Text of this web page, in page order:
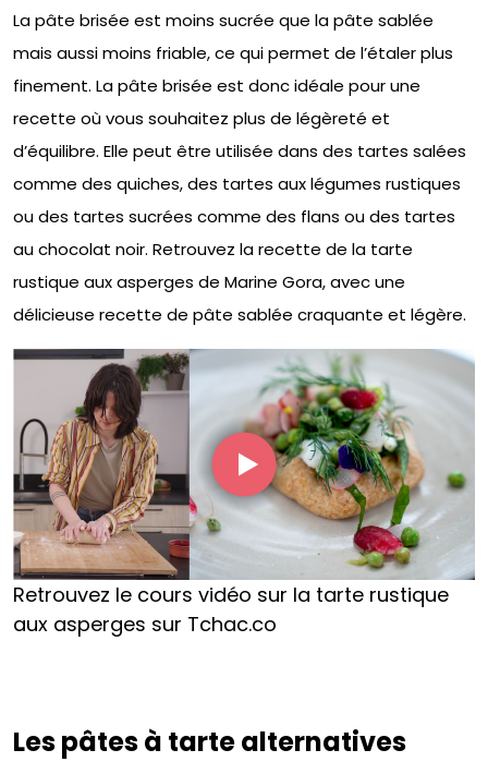
La pâte brisée est moins sucrée que la pâte sablée
mais aussi moins friable, ce qui permet de l’étaler plus
finement. La pâte brisée est donc idéale pour une
recette où vous souhaitez plus de légèreté et
d’équilibre. Elle peut être utilisée dans des tartes salées
comme des quiches, des tartes aux légumes rustiques
ou des tartes sucrées comme des flans ou des tartes
au chocolat noir. Retrouvez la recette de la tarte
rustique aux asperges de Marine Gora, avec une
délicieuse recette de pâte sablée craquante et légère.
Retrouvez le cours vidéo sur la tarte rustique
aux asperges sur Tchac.co
Les pâtes à tarte alternatives